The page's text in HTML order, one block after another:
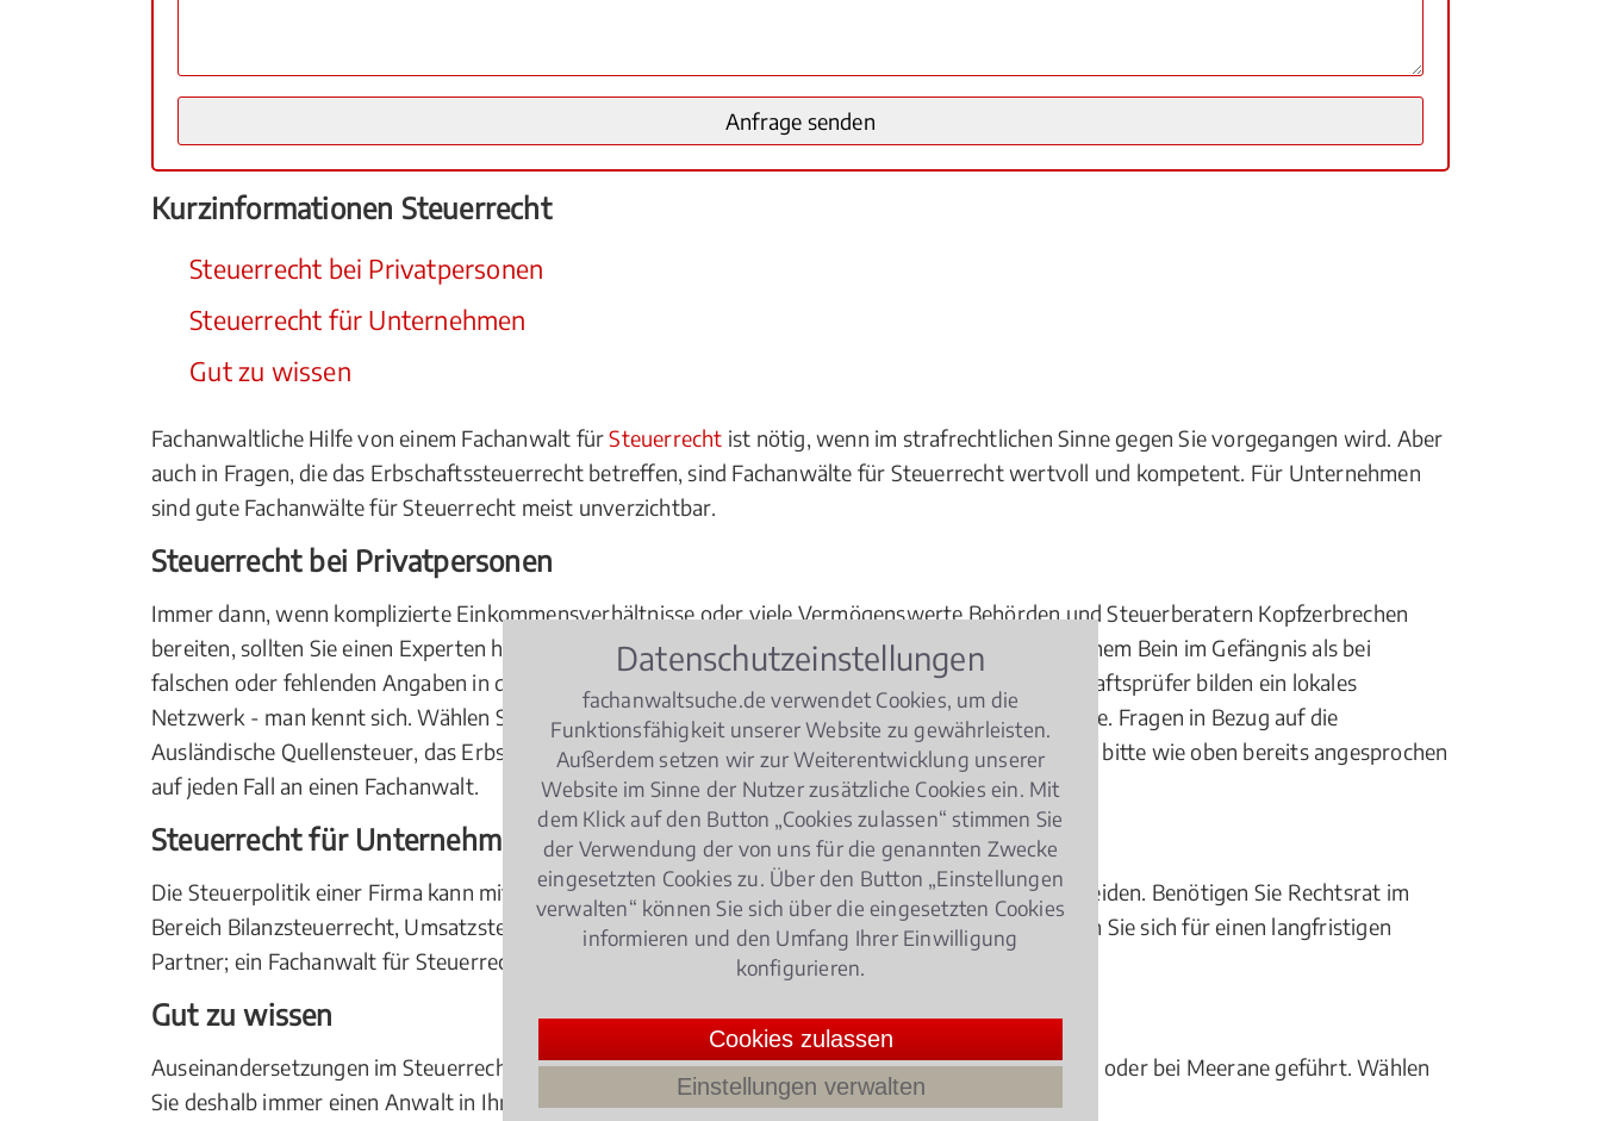
Kurzinformationen Steuerrecht
Steuerrecht bei Privatpersonen
Steuerrecht für Unternehmen
Gut zu wissen
Fachanwaltliche Hilfe von einem Fachanwalt fürSteuerrecht ist nötig, wenn im strafrechtlichen Sinne gegen Sie vorgegangen wird. Aber
auch in Fragen, die das Erbschaftssteuerrecht betreffen, sind Fachanwälte für Steuerrecht wertvoll und kompetent. Für Unternehmen
sind gute Fachanwälte für Steuerrecht meist unverzichtbar.
Steuerrecht bei Privatpersonen
Immer dann, wenn komplizierte Einkommensverhältnisse oder viele Vermögenswerte Behörden und Steuerberatern Kopfzerbrechen
bereiten, sollten Sie einen Experten hinzuziehen. Denn Fakt ist: Nirgendwo steht man leichter mit einem Bein im Gefängnis als bei
falschen oder fehlenden Angaben in der Steuererklärung. Viele Steuerberater, Anwälte und Wirtschaftsprüfer bilden ein lokales
Netzwerk - man kennt sich. Wählen Sie deshalb immer einen Fachanwalt mit Sitz in oder bei Meerane. Fragen in Bezug auf die
Ausländische Quellensteuer, das Erbschaftssteuerrecht oder das Schenkungssteuerrecht richten Sie bitte wie oben bereits angesprochen
auf jeden Fall an einen Fachanwalt.
Steuerrecht für Unternehmen
Die Steuerpolitik einer Firma kann mitunter über Gewinn oder Verlust eines Geschäftsjahres entscheiden. Benötigen Sie Rechtsrat im
Bereich Bilanzsteuerrecht, Umsatzsteuerrecht oder im Bereich der Körperschaftssteuer
, entscheiden Sie sich für einen langfristigen
Partner; ein Fachanwalt für Steuerrecht in der Nähe Ihres Firmensitzes ist die richtige Wahl.
Gut zu wissen
Auseinandersetzungen im Steuerrecht werden in aller Regel in erster Instanz am örtlichen Gericht in oder bei Meerane geführt. Wählen
Sie deshalb immer einen Anwalt in Ihrer Nähe oder der Nähe Ihres Firmensitzes.
Datenschutzeinstellungen
fachanwaltsuche.de verwendet Cookies, um die
Funktionsfähigkeit unserer Website zu gewährleisten.
Außerdem setzen wir zur Weiterentwicklung unserer
Website im Sinne der Nutzer zusätzliche Cookies ein. Mit
dem Klick auf den Button „Cookies zulassen“ stimmen Sie
der Verwendung der von uns für die genannten Zwecke
eingesetzten Cookies zu. Über den Button „Einstellungen
verwalten“ können Sie sich über die eingesetzten Cookies
informieren und den Umfang Ihrer Einwilligung
konfigurieren.
Cookies zulassen
Einstellungen verwalten